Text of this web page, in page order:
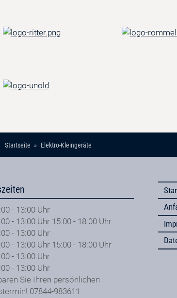
Startseite Elektro-Kleingeräte
- 13:00 Uhr
- 13:00 Uhr 15:00 - 18:00 Uhr
- 13:00 Uhr
- 13:00 Uhr 15:00 - 18:00 Uhr
- 13:00 Uhr
- 13:00 Uhr
Sie Ihren persönlichen
07844-983611